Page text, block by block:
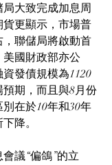
大致完成加息周
更顯示，市場普
聯儲局將啟動首
國財政部亦公
發債規模為1120
期，而且與8月份
在於10年和30年
降。
議“偏鴿”的立